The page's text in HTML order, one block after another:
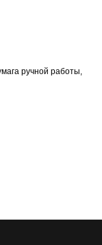
ручной работы,